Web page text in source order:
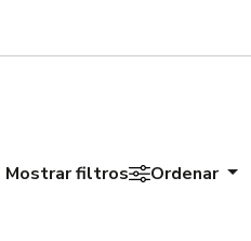
Mostrar filtros Ordenar